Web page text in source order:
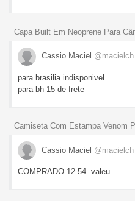
Capa Built Em Neoprene Para
Cassio Maciel @macielch
para brasilia indisponivel
para bh 15 de frete
Camiseta Com Estampa Venom
Cassio Maciel @macielch
COMPRADO 12.54. valeu